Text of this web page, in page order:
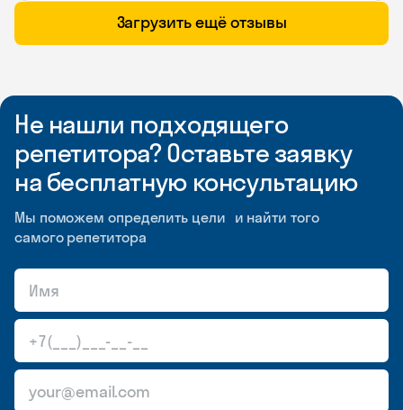
Загрузить ещё отзывы
Не нашли подходящего
репетитора? Оставьте заявку
на бесплатную консультацию
Мы поможем определить цели и найти того
самого репетитора